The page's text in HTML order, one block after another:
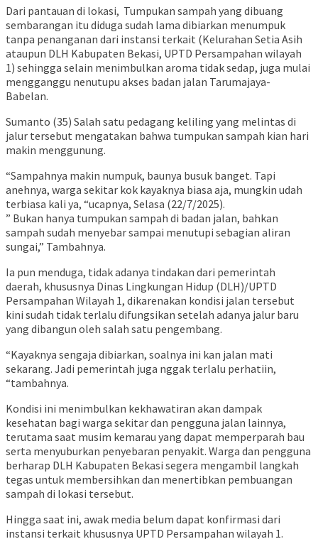
Dari pantauan di lokasi, Tumpukan sampah yang dibuang
sembarangan itu diduga sudah lama dibiarkan menumpuk
tanpa penanganan dari instansi terkait (Kelurahan Setia Asih
ataupun DLH Kabupaten Bekasi, UPTD Persampahan wilayah
1) sehingga selain menimbulkan aroma tidak sedap, juga mulai
mengganggu nenutupu akses badan jalan Tarumajaya-
Babelan.
Sumanto (35) Salah satu pedagang keliling yang melintas di
jalur tersebut mengatakan bahwa tumpukan sampah kian hari
makin menggunung.
“Sampahnya makin numpuk, baunya busuk banget. Tapi
anehnya, warga sekitar kok kayaknya biasa aja, mungkin udah
terbiasa kali ya, “ucapnya, Selasa (22/7/2025).
” Bukan hanya tumpukan sampah di badan jalan, bahkan
sampah sudah menyebar sampai menutupi sebagian aliran
sungai,” Tambahnya.
Ia pun menduga, tidak adanya tindakan dari pemerintah
daerah, khususnya Dinas Lingkungan Hidup (DLH)/UPTD
Persampahan Wilayah 1, dikarenakan kondisi jalan tersebut
kini sudah tidak terlalu difungsikan setelah adanya jalur baru
yang dibangun oleh salah satu pengembang.
“Kayaknya sengaja dibiarkan, soalnya ini kan jalan mati
sekarang. Jadi pemerintah juga nggak terlalu perhatiin,
“tambahnya.
Kondisi ini menimbulkan kekhawatiran akan dampak
kesehatan bagi warga sekitar dan pengguna jalan lainnya,
terutama saat musim kemarau yang dapat memperparah bau
serta menyuburkan penyebaran penyakit. Warga dan pengguna
berharap DLH Kabupaten Bekasi segera mengambil langkah
tegas untuk membersihkan dan menertibkan pembuangan
sampah di lokasi tersebut.
Hingga saat ini, awak media belum dapat konfirmasi dari
instansi terkait khususnya UPTD Persampahan wilayah 1.